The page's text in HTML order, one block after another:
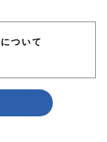
について